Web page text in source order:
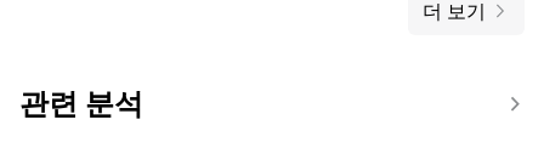
더 보기
관련 분석